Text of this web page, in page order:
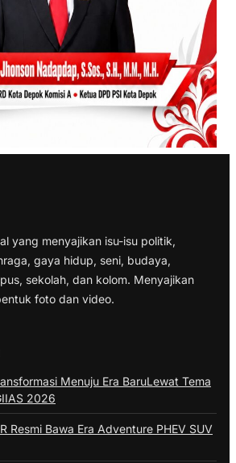
yang menyajikan isu-isu politik,
gaya hidup, seni, budaya,
sekolah, dan kolom. Menyajikan
foto dan video.
Menuju Era BaruLewat Tema
2026
Resmi Bawa Era Adventure PHEV SUV